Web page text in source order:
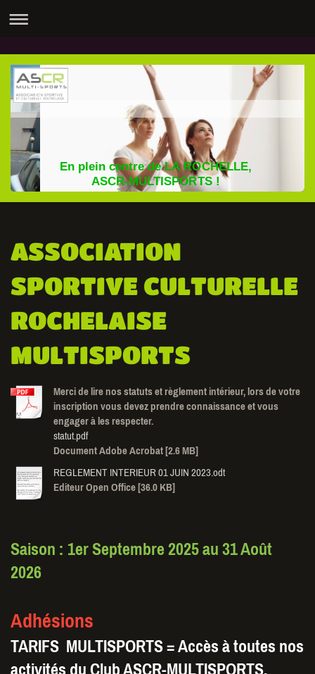
En plein centre de LA ROCHELLE,
ASCR-MULTISPORTS !
ASSOCIATION
SPORTIVE CULTURELLE
ROCHELAISE
MULTISPORTS
Merci de lire nos statuts et règlement intérieur, lors de votre
inscription vous devez prendre connaissance et vous
engager à les respecter.
statut.pdf
Document Adobe Acrobat [2.6 MB]
REGLEMENT INTERIEUR 01 JUIN 2023.odt
Editeur Open Office [36.0 KB]
Saison : 1er Septembre 2025 au 31 Août
2026
Adhésions
TARIFS MULTISPORTS = Accès à toutes nos
activités du Club ASCR-MULTISPORTS.